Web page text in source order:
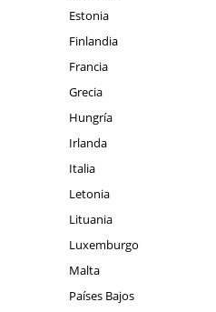
Estonia
Finlandia
Francia
Grecia
Hungría
Irlanda
Italia
Letonia
Lituania
Luxemburgo
Malta
Países Bajos